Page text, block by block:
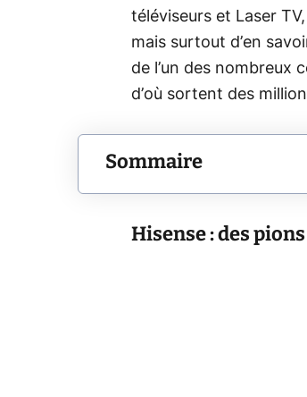
téléviseurs et Laser
mais surtout d’en
de l’un des nombreux
d’où sortent des
Sommaire
Hisense : des